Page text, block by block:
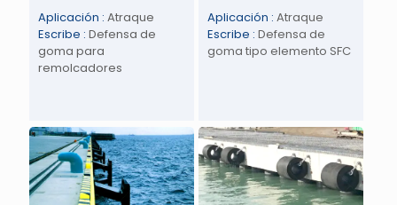
Aplicación : Atraque
Escribe : Defensa de
goma para
remolcadores
Aplicación : Atraque
Escribe : Defensa de
goma tipo elemento SFC